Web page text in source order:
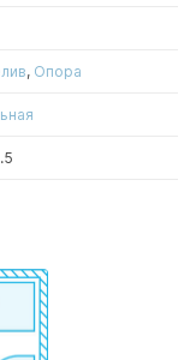
, Опора